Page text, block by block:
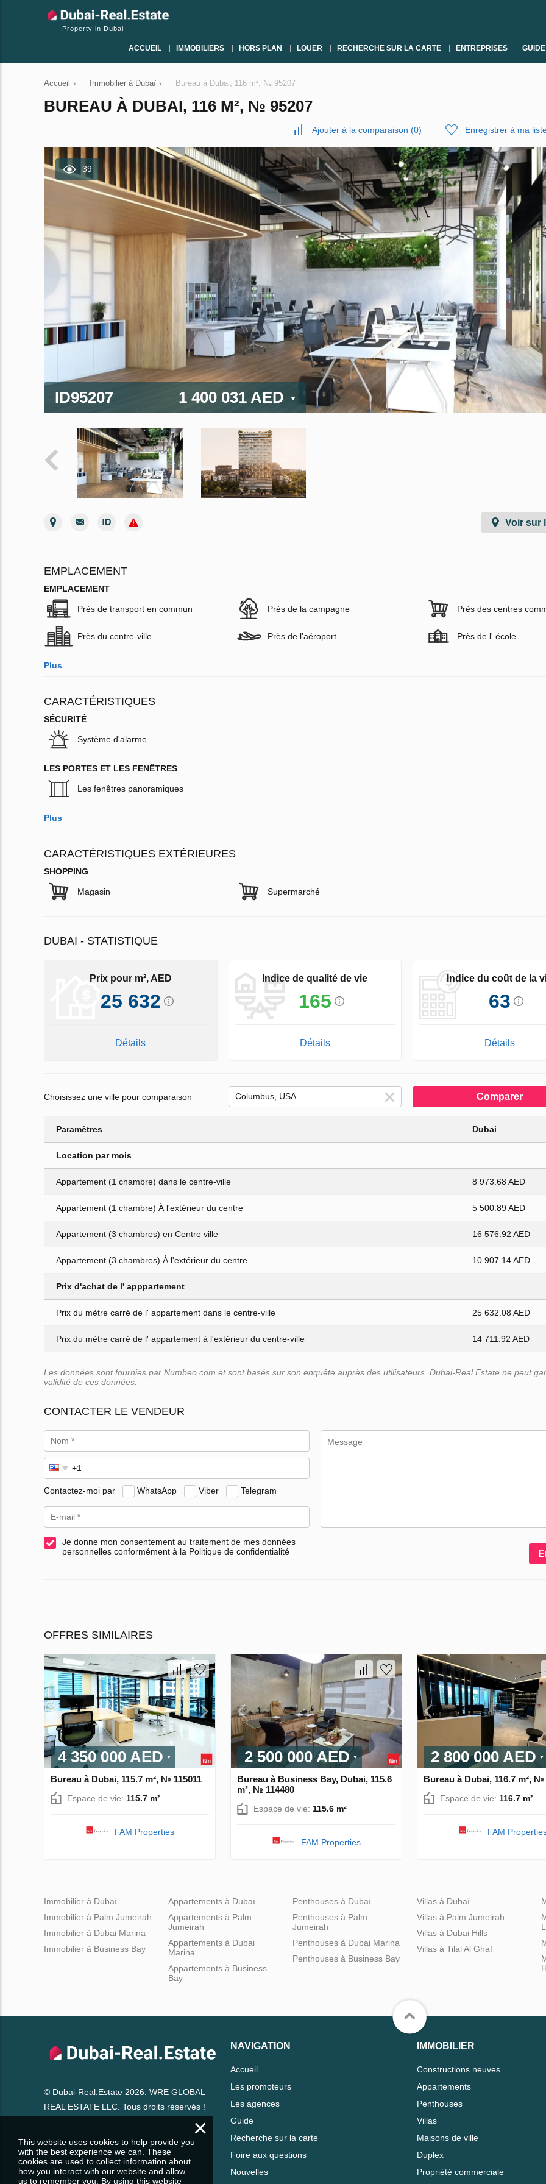
Property in Dubai
ACCUEIL IMMOBILIERS HORS PLAN LOUER RECHERCHE SUR LA CARTE ENTREPRISES GUIDE
Accueil › Immobilier à Dubaï › Bureau à Dubai, 116 m², № 95207
BUREAU À DUBAI, 116 M², № 95207
Ajouter à la comparaison (0) Enregistrer à ma
39
ID95207 1 400 031 AED
Voir sur
EMPLACEMENT
EMPLACEMENT
Près de transport en commun Près de la campagne Près des centres
Près du centre-ville Près de l'aéroport Près de l' école
Plus
CARACTÉRISTIQUES
SÉCURITÉ
Système d'alarme
LES PORTES ET LES FENÊTRES
Les fenêtres panoramiques
Plus
CARACTÉRISTIQUES EXTÉRIEURES
SHOPPING
Magasin Supermarché
DUBAI - STATISTIQUE
Prix pour m², AED
25 632
Détails
Indice de qualité de vie
165
Détails
Indice du coût de la
63
Détails
Choisissez une ville pour comparaison Comparer
Paramètres Dubai
Location par mois
Appartement (1 chambre) dans le centre-ville 8 973.68 AED
Appartement (1 chambre) À l'extérieur du centre 5 500.89 AED
Appartement (3 chambres) en Centre ville 16 576.92 AED
Appartement (3 chambres) À l'extérieur du centre 10 907.14 AED
Prix d'achat de l' apppartement
Prix du mètre carré de l' appartement dans le centre-ville 25 632.08 AED
Prix du mètre carré de l' appartement à l'extérieur du centre-ville 14 711.92 AED
Les données sont fournies par Numbeo.com et sont basés sur son enquête auprès des utilisateurs. Dubai-Real.Estate ne peut
validité de ces données.
CONTACTER LE VENDEUR
Contactez-moi par WhatsApp Viber Telegram
Je donne mon consentement au traitement de mes données
personnelles conformément à la Politique de confidentialité
OFFRES SIMILAIRES
4 350 000 AED
Bureau à Dubai, 115.7 m², № 115011
Espace de vie: 115.7 m²
FAM Properties
2 500 000 AED
Bureau à Business Bay, Dubai, 115.6
m², № 114480
Espace de vie: 115.6 m²
FAM Properties
2 800 000 AED
Bureau à Dubai, 116.7 m², №
Espace de vie: 116.7 m²
FAM
Immobilier à Dubaï
Immobilier à Palm Jumeirah
Immobilier à Dubai Marina
Immobilier à Business Bay
Appartements à Dubaï
Appartements à Palm
Jumeirah
Appartements à Dubai
Marina
Appartements à Business
Bay
Penthouses à Dubaï
Penthouses à Palm
Jumeirah
Penthouses à Dubai Marina
Penthouses à Business Bay
Villas à Dubaï
Villas à Palm Jumeirah
Villas à Dubai Hills
Villas à Tilal Al Ghaf
© Dubai-Real.Estate 2026. WRE GLOBAL
REAL ESTATE LLC. Tous droits réservés !
NAVIGATION
Accueil
Les promoteurs
Les agences
Guide
Recherche sur la carte
Foire aux questions
Nouvelles
IMMOBILIER
Constructions neuves
Appartements
Penthouses
Villas
Maisons de ville
Duplex
Propriété commerciale
×
This website uses cookies to help provide you
with the best experience we can. These
cookies are used to collect information about
how you interact with our website and allow
us to remember you. By using this website